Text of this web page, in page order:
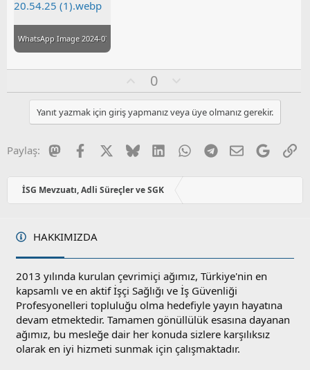
WhatsApp Image 2024-07-26 at 20.54.25 (1).webp
y
l
a
0
l
u
m
u
z
o
l
Yanıt yazmak için giriş yapmanız veya üye olmanız gerekir.
Paylaş: MastodonFacebook BlueskyLinkedInWhatsAppTelegram
E-postaGoogle
İSG Mevzuatı, Adli Süreçler ve SGK
HAKKIMIZDA
2013 yılında kurulan çevrimiçi ağımız, Türkiye'nin en
kapsamlı ve en aktif İşçi Sağlığı ve İş Güvenliği
Profesyonelleri topluluğu olma hedefiyle yayın hayatına
devam etmektedir. Tamamen gönüllülük esasına dayanan
ağımız, bu mesleğe dair her konuda sizlere karşılıksız
olarak en iyi hizmeti sunmak için çalışmaktadır.